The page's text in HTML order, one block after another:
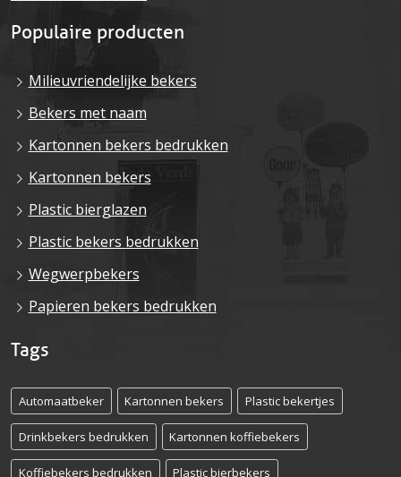
Populaire producten
Milieuvriendelijke bekers
Bekers met naam
Kartonnen bekers bedrukken
Kartonnen bekers
Plastic bierglazen
Plastic bekers bedrukken
Wegwerpbekers
Papieren bekers bedrukken
Tags
Automaatbeker Kartonnen bekers Plastic bekertjes
Drinkbekers bedrukken Kartonnen koffiebekers
Koffiebekers bedrukken Plastic bierbekers